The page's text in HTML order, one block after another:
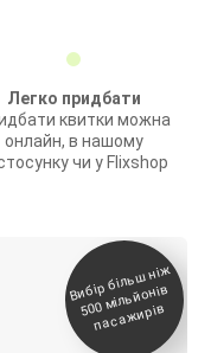
Легко придбати
квитки можна
онлайн, в нашому
чи у Flixshop
Вибір біль
ш ні
ж
500
мільйонів
паса
жирів